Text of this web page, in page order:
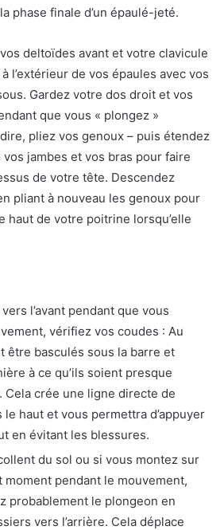
phase finale d’un épaulé-jeté.
deltoïdes avant et votre clavicule
l’extérieur de vos épaules avec vos
Gardez votre dos droit et vos
que vous « plongez »
pliez vos genoux – puis étendez
jambes et vos bras pour faire
de votre tête. Descendez
pliant à nouveau les genoux pour
haut de votre poitrine lorsqu’elle
l’avant pendant que vous
vérifiez vos coudes : Au
être basculés sous la barre et
à ce qu’ils soient presque
Cela crée une ligne directe de
haut et vous permettra d’appuyer
en évitant les blessures.
du sol ou si vous montez sur
pendant le mouvement,
probablement le plongeon en
vers l’arrière. Cela déplace